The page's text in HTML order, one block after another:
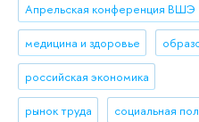
Апрельская конференция ВШЭ
медицина и здоровье
российская экономика
рынок труда социальная